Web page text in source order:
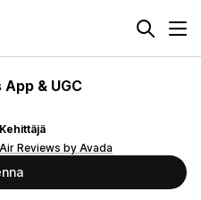
& UGC
Kehittäjä
Air Reviews by Avada